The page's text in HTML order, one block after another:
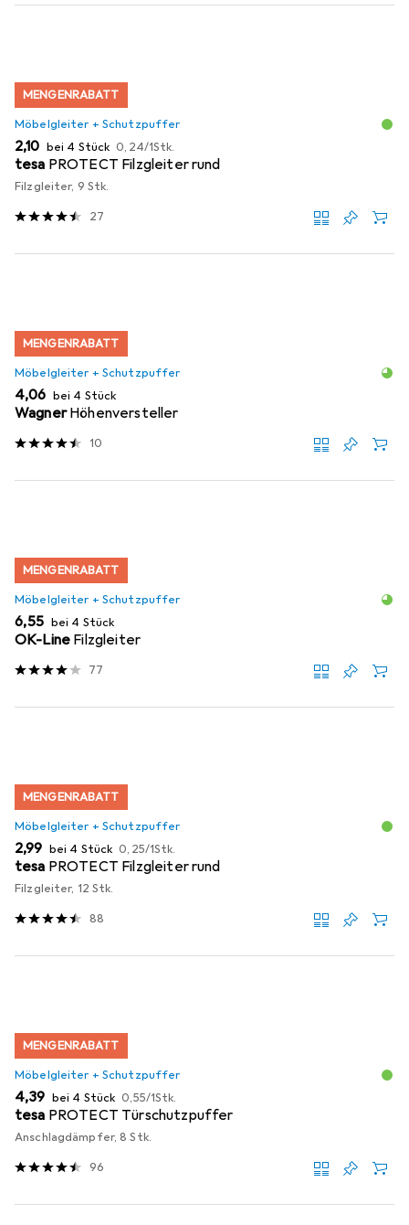
MENGENRABATT
Möbelgleiter + Schutzpuffer
EUR
2,10 bei 4 Stück EUR
0,24/1Stk.
tesa PROTECT Filzgleiter rund
Filzgleiter, 9 Stk.
27
MENGENRABATT
Möbelgleiter + Schutzpuffer
EUR
4,06 bei 4 Stück
Wagner Höhenversteller
10
MENGENRABATT
Möbelgleiter + Schutzpuffer
EUR
6,55 bei 4 Stück
OK-Line Filzgleiter
77
MENGENRABATT
Möbelgleiter + Schutzpuffer
EUR
2,99 bei 4 Stück EUR
0,25/1Stk.
tesa PROTECT Filzgleiter rund
Filzgleiter, 12 Stk.
88
MENGENRABATT
Möbelgleiter + Schutzpuffer
EUR
4,39 bei 4 Stück EUR
0,55/1Stk.
tesa PROTECT Türschutzpuffer
Anschlagdämpfer, 8 Stk.
96